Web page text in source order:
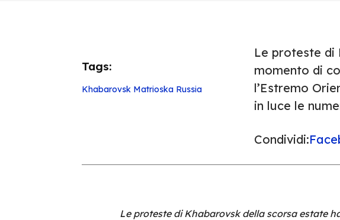
Tags:
Khabarovsk Matrioska Russia
Le proteste di
momento di
l’Estremo
in luce le
Condividi:
Le proteste di Khabarovsk della scorsa estate